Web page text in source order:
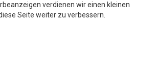
verdienen wir einen kleinen
Seite weiter zu verbessern.